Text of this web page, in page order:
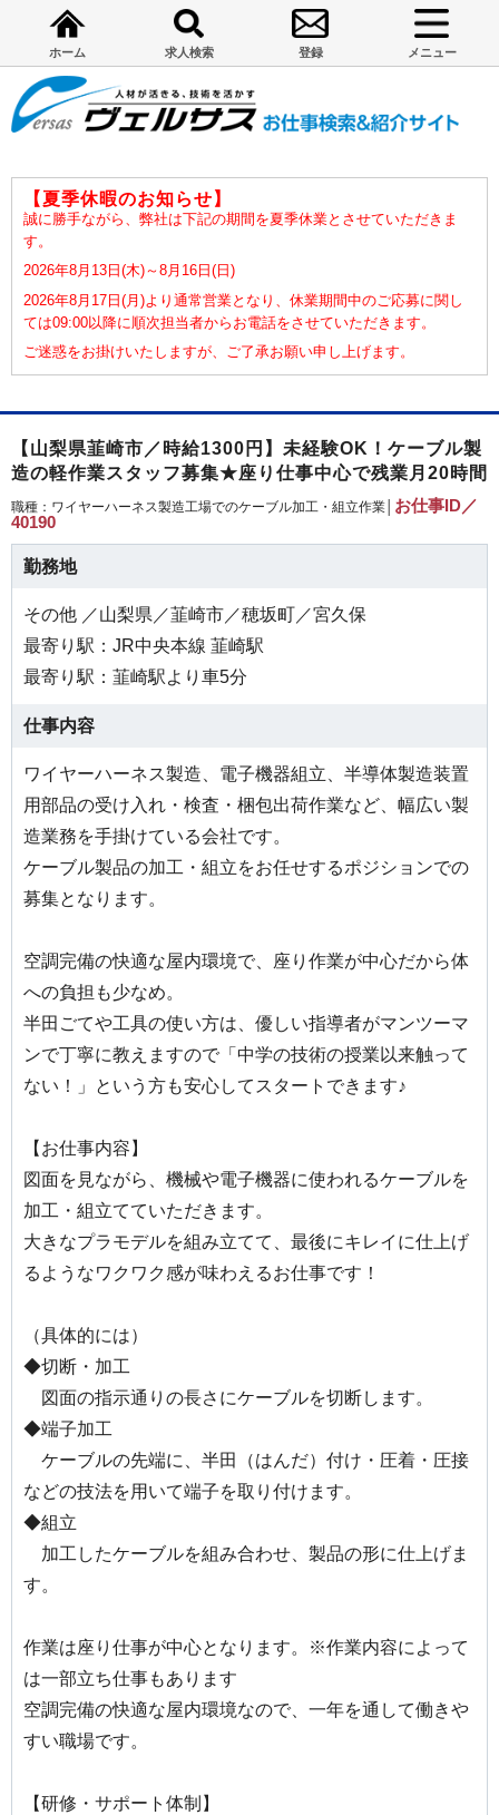
ホーム 求人検索 登録 メニュー
【夏季休暇のお知らせ】
誠に勝手ながら、弊社は下記の期間を夏季休業とさせていただきま
す。
2026年8月13日(木)～8月16日(日)
2026年8月17日(月)より通常営業となり、休業期間中のご応募に関し
ては09:00以降に順次担当者からお電話をさせていただきます。
ご迷惑をお掛けいたしますが、ご了承お願い申し上げます。
【山梨県韮崎市／時給1300円】未経験OK！ケーブル製
造の軽作業スタッフ募集★座り仕事中心で残業月20時間
職種：ワイヤーハーネス製造工場でのケーブル加工・組立作業│ お仕事ID／
40190
勤務地
その他 ／山梨県／韮崎市／穂坂町／宮久保
最寄り駅：JR中央本線 韮崎駅
最寄り駅：韮崎駅より車5分
仕事内容
ワイヤーハーネス製造、電子機器組立、半導体製造装置
用部品の受け入れ・検査・梱包出荷作業など、幅広い製
造業務を手掛けている会社です。
ケーブル製品の加工・組立をお任せするポジションでの
募集となります。
空調完備の快適な屋内環境で、座り作業が中心だから体
への負担も少なめ。
半田ごてや工具の使い方は、優しい指導者がマンツーマ
ンで丁寧に教えますので「中学の技術の授業以来触って
ない！」という方も安心してスタートできます♪
【お仕事内容】
図面を見ながら、機械や電子機器に使われるケーブルを
加工・組立てていただきます。
大きなプラモデルを組み立てて、最後にキレイに仕上げ
るようなワクワク感が味わえるお仕事です！
（具体的には）
◆切断・加工
図面の指示通りの長さにケーブルを切断します。
◆端子加工
ケーブルの先端に、半田（はんだ）付け・圧着・圧接
などの技法を用いて端子を取り付けます。
◆組立
加工したケーブルを組み合わせ、製品の形に仕上げま
す。
作業は座り仕事が中心となります。※作業内容によって
は一部立ち仕事もあります
空調完備の快適な屋内環境なので、一年を通して働きや
すい職場です。
【研修・サポート体制】